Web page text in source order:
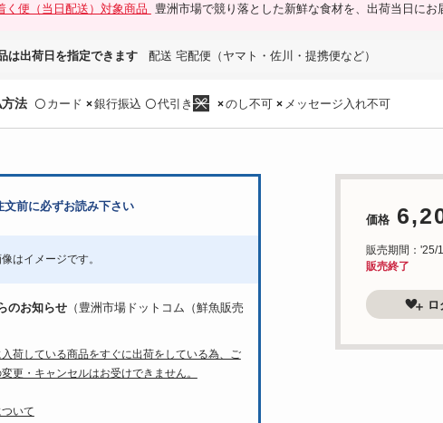
く便（当日配送）対象商品 豊洲市場で競り落とした新鮮な食材を、出荷当日にお
は出荷日を指定できます 配送 宅配便（ヤマト・佐川・提携便など）
法 〇 カード ×銀行振込 〇代引き ×のし不可 × メッセージ入れ不可
価格
販売期間：'25/
販売終了
文前に必ずお読み下さい
はイメージです。
のお知らせ（豊洲市場ドットコム（鮮魚販売
荷している商品をすぐに出荷をしている為、ご
更・キャンセルはお受けできません。
いて